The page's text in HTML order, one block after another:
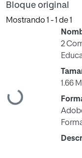
Bloque original
Mostrando 1 - 1 de 1
Cargando...
2
1.66